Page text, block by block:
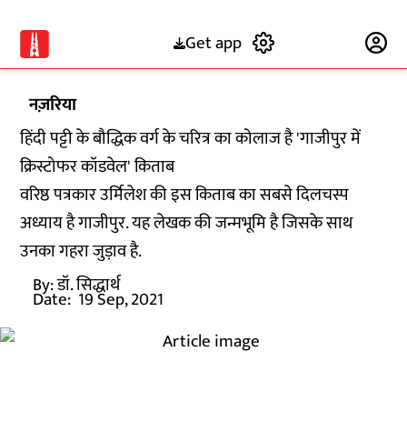
Get app
नज़रिया
हिंदी पट्टी के बौद्धिक वर्ग के चरित्र का कोलाज है 'गाजीपुर में
क्रिस्टोफर कॉडवेल' किताब
वरिष्ठ पत्रकार उर्मिलेश की इस किताब का सबसे दिलचस्प
अध्याय है गाजीपुर. यह लेखक की जन्मभूमि है जिसके साथ
उनका गहरा जुड़ाव है.
By:डॉ. सिद्धार्थ
Date: 19 Sep, 2021